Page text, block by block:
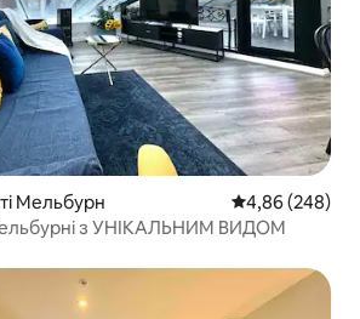
Мельбурн Середня
4,86 (248)
з УНІКАЛЬНИМ ВИДОМ